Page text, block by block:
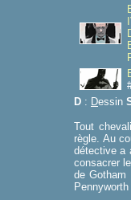
D : Dessin
Tout
règle. Au
détective a
consacrer
de Gotham